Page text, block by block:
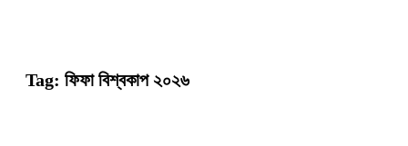
Tag: ফিফা বিশ্বকাপ ২০২৬